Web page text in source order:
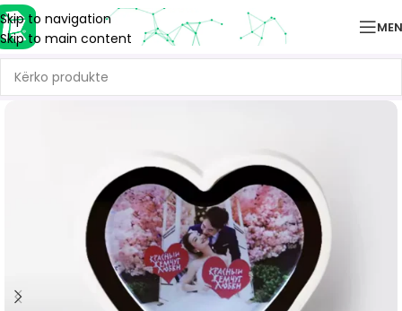
Skip to navigation
Skip to main content